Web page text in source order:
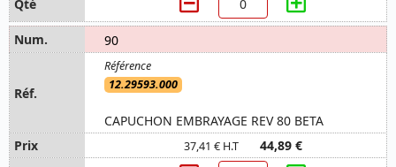
90
12.29593.000
CAPUCHON EMBRAYAGE REV 80 BETA
37,41 € H.T 44,89 €